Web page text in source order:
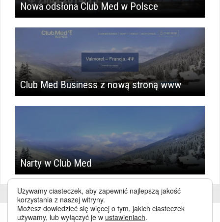
Nowa odsłona Club Med w Polsce
Club Med Business z nową stroną www
Narty w Club Med
Używamy ciasteczek, aby zapewnić najlepszą jakość
korzystania z naszej witryny.
Możesz dowiedzieć się więcej o tym, jakich ciasteczek
używamy, lub wyłączyć je w ustawieniach.